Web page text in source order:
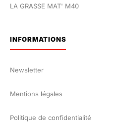
LA GRASSE MAT' M40
INFORMATIONS
Newsletter
Mentions légales
Politique de confidentialité